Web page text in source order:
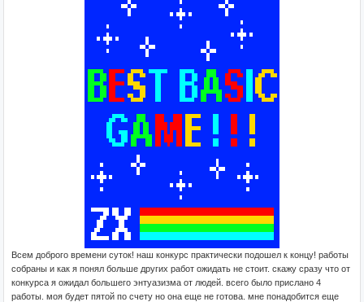
Всем доброго времени суток! наш конкурс практически подошел к концу! работы
собраны и как я понял больше других работ ожидать не стоит. скажу сразу что от
конкурса я ожидал большего энтуазизма от людей. всего было прислано 4
работы. моя будет пятой по счету но она еще не готова. мне понадобится еще